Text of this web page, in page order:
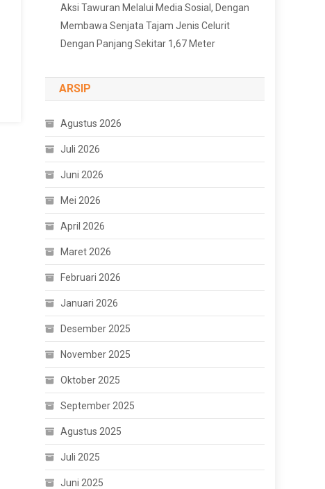
Aksi Tawuran Melalui Media Sosial, Dengan
Membawa Senjata Tajam Jenis Celurit
Dengan Panjang Sekitar 1,67 Meter
ARSIP
Agustus 2026
Juli 2026
Juni 2026
Mei 2026
April 2026
Maret 2026
Februari 2026
Januari 2026
Desember 2025
November 2025
Oktober 2025
September 2025
Agustus 2025
Juli 2025
Juni 2025